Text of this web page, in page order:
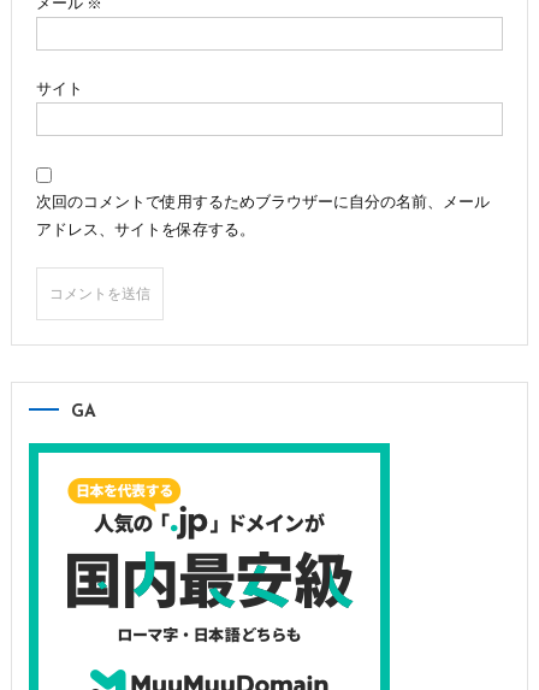
サイト
次回のコメントで使用するためブラウザーに自分の名前、メール
アドレス、サイトを保存する。
GA